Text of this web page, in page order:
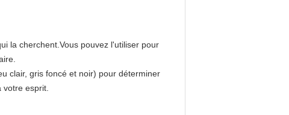
la cherchent.Vous pouvez l'utiliser pour
clair, gris foncé et noir) pour déterminer
esprit.